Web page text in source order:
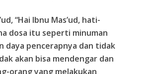
“Hai Ibnu Mas’ud, hati-
dosa itu seperti minuman
daya pencerapnya dan tidak
akan bisa mendengar dan
orang yang melakukan